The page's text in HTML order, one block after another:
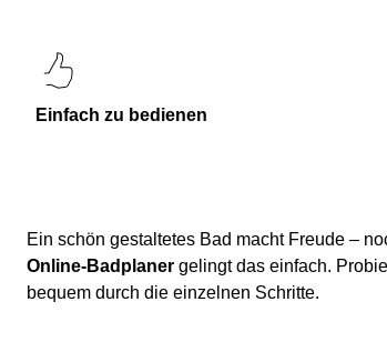
Einfach zu bedienen
Ein schön gestaltetes Bad macht Freude –
Online-Badplaner gelingt das einfach.
bequem durch die einzelnen Schritte.